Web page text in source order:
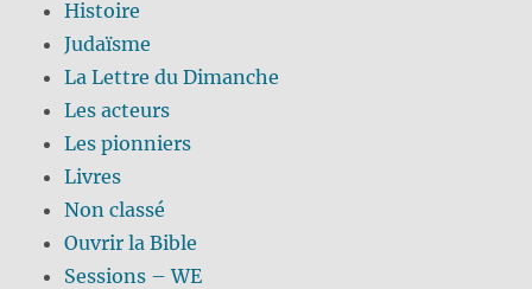
Histoire
Judaïsme
La Lettre du Dimanche
Les acteurs
Les pionniers
Livres
Non classé
Ouvrir la Bible
Sessions – WE